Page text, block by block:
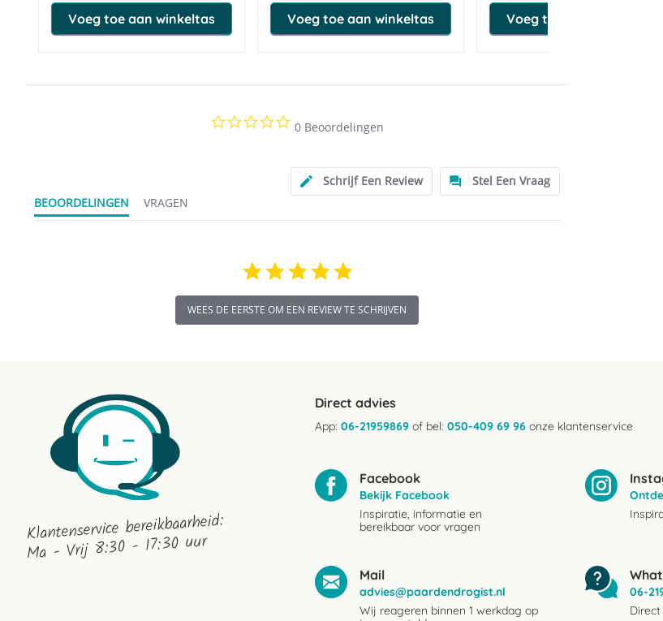
Voeg toe aan winkeltas Voeg toe aan winkeltas Voeg toe aan winkeltas
0.0
star
0 Beoordelingen
Schrijf Een Review
Stel Een Vraag
BEOORDELINGEN
VRAGEN
WEES DE EERSTE OM EEN REVIEW TE SCHRIJVEN
Klantenservice bereikbaarheid:
Ma - Vrij 8:30 - 17:30 uur
Direct advies
App: 06-21959869 of bel: 050-409 69 96 onze klantenservice
Facebook
Bekijk Facebook
Inspiratie, informatie en
bereikbaar voor vragen
Mail
advies@paardendrogist.nl
Wij reageren binnen 1 werkdag op
06-